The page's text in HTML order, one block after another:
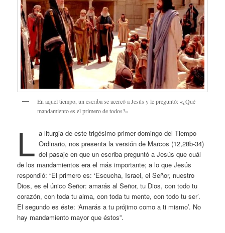
En aquel tiempo, un escriba se acercó a Jesús y le preguntó: «¿Qué
mandamiento es el primero de todos?»
L a liturgia de este trigésimo primer domingo del Tiempo
Ordinario, nos presenta la versión de Marcos (12,28b-34)
del pasaje en que un escriba preguntó a Jesús que cuál
de los mandamientos era el más importante; a lo que Jesús
respondió: “El primero es: ‘Escucha, Israel, el Señor, nuestro
Dios, es el único Señor: amarás al Señor, tu Dios, con todo tu
corazón, con toda tu alma, con toda tu mente, con todo tu ser’.
El segundo es éste: ‘Amarás a tu prójimo como a ti mismo’. No
hay mandamiento mayor que éstos”.